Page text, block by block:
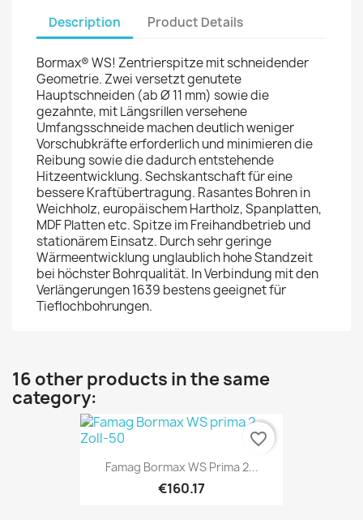
Description Product Details
Bormax® WS! Zentrierspitze mit schneidender
Geometrie. Zwei versetzt genutete
Hauptschneiden (ab Ø 11 mm) sowie die
gezahnte, mit Längsrillen versehene
Umfangsschneide machen deutlich weniger
Vorschubkräfte erforderlich und minimieren die
Reibung sowie die dadurch entstehende
Hitzeentwicklung. Sechskantschaft für eine
bessere Kraftübertragung. Rasantes Bohren in
Weichholz, europäischem Hartholz, Spanplatten,
MDF Platten etc. Spitze im Freihandbetrieb und
stationärem Einsatz. Durch sehr geringe
Wärmeentwicklung unglaublich hohe Standzeit
bei höchster Bohrqualität. In Verbindung mit den
Verlängerungen 1639 bestens geeignet für
Tieflochbohrungen.
16 other products in the same
category:
Famag Bormax WS Prima 2...
€160.17
favorite_border